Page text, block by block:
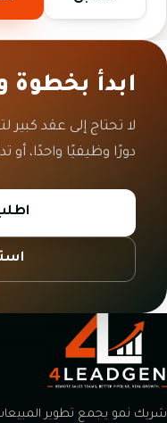
ابدأ بخطوة
لا تحتاج إلى عقد كبير
دورًا وظيفيًا واحدًا، أو
شريك نمو يجمع تطوير